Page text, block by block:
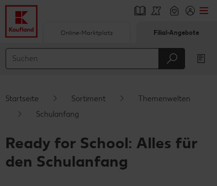
Hauptinhalt
Schwebender Seitenbereich
Online-Marktplatz Filial-Angebote
Startseite Sortiment
Themenwelten
Schulanfang
Ready for School: Alles für
den Schulanfang